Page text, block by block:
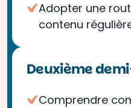
Adopter une
contenu
Deuxième
Comprendre